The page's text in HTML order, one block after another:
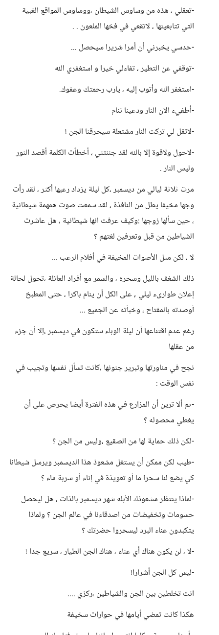
-تعقلي ، هذه من وساوس الشيطان ،ووساوس المواقع الغبية
التي تتابعينها ، لاتقعي في فخها الملعون . .
-حدسي يخبرني أن أمرا شريرا سيحصل ...
-توقفي عن التطير ، تفاءلي خيرا و استغفري الله
-استغفر الله وأتوب إليه ، يارب رحمتك وعفوك.
-أطفيء الان النار ودعينا ننام
-لاتقل لي تركت النار مشتعلة سيحرقنا الجن !
-لاحول ولاقوة إلا بالله لقد جننتني ، أخطأت الكلمة أقصد النور
وليس النار .
مرت ثلاثة ليالي من ديسمبر ،كل ليلة يزداد رعبها أكثر ، لقد رأت
وجها مخيفا يطل من النافذة ، لقد سمعت صوت همهمة شيطانية
، حين سألها زوجها :وكيف عرفت انها شيطانية ، هل عاشرت
الشياطين من قبل وتعرفين لغتهم ؟
لا ، لكن مثل الأصوات المخيفة في أفلام الرعب ...
ذلك الشغف بالليل وسحره ، والسمر مع أفراد العائلة ،تحول لحالة
إعلان طوارىء ليلي , على الكل أن ينام باكرا ، حتى المطبخ
أوصدته بالمفتاح ، وخبأته عن الجميع ...
رغم عدم اقتناعها أن ليلة الوباء ستكون في ديسمبر ،إلا أن جزء
من عقلها
نجح في مناورتها وتبرير جنونها ،كانت تسأل نفسها وتجيب في
نفس الوقت :
-ثم ألا ترين أن المزارع في هذه الفترة أيضا يحرص على أن
يغطي محصوله ؟
-لكن ذلك حماية لها من الصقيع ،وليس من الجن ؟
-طيب لكن ممكن أن يستغل مشعوذ هذا الديسمبر ويرسل شيطانا
كي يضع لنا سحرا ما أو تعويذة في إناء أو شربة ماء ؟
-لماذا ينتظر مشعوذك الأبله شهر ديسمبر بالذات ، هل ليحصل
حسومات وتخفيضات من اصدقاءنا في عالم الجن ؟ ولماذا
يتكبدون عناء البرد ليسحروا حضرتك ؟
-لا ، لن يكون هناك أي عناء ، هناك الجن الطيار ، سريع جدا !
-ليس كل الجن أشرارا!
انت تخلطين بين الجن والشياطين ،ركزي ....
هكذا كانت تمضي أيامها في حوارات سخيفة